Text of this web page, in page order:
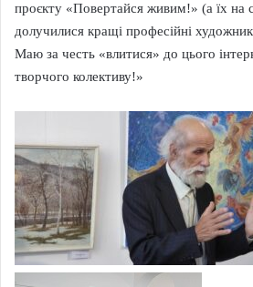
проєкту «Повертайся живим!» (а їх на
долучилися кращі професійні
Маю за честь «влитися» до цього
творчого колективу!»